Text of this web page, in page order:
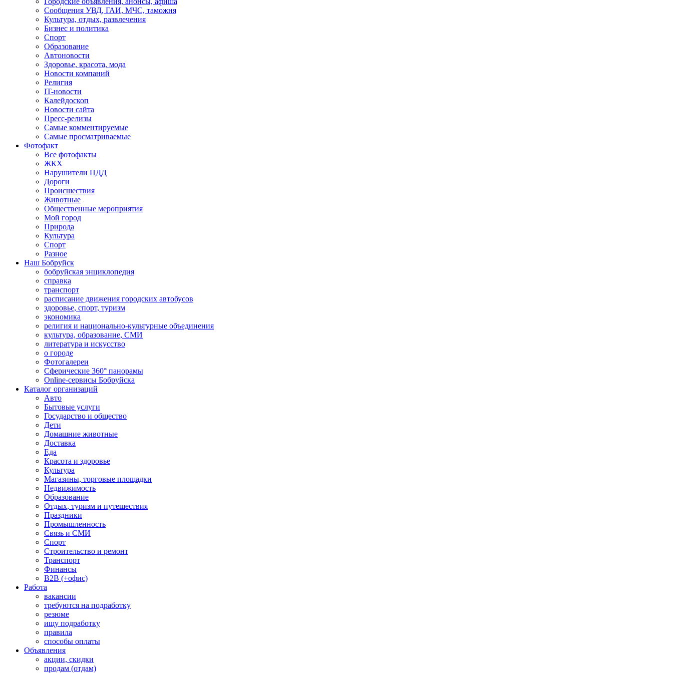
Сообщения УВД, ГАИ, МЧС, таможня
Культура, отдых, развлечения
Бизнес и политика
Спорт
Образование
Автоновости
Здоровье, красота, мода
Новости компаний
Религия
IT-новости
Калейдоскоп
Новости сайта
Пресс-релизы
Самые комментируемые
Самые просматриваемые
Фотофакт
Все фотофакты
ЖКХ
Нарушители ПДД
Дороги
Происшествия
Животные
Общественные мероприятия
Мой город
Природа
Культура
Спорт
Разное
Наш Бобруйск
бобруйская энциклопедия
справка
транспорт
расписание движения городских автобусов
здоровье, спорт, туризм
экономика
религия и национально-культурные объединения
культура, образование, СМИ
литература и искусство
о городе
Фотогалереи
Сферические 360° панорамы
Online-сервисы Бобруйска
Каталог организаций
Авто
Бытовые услуги
Государство и общество
Дети
Домашние животные
Доставка
Еда
Красота и здоровье
Культура
Магазины, торговые площадки
Недвижимость
Образование
Отдых, туризм и путешествия
Праздники
Промышленность
Связь и СМИ
Спорт
Строительство и ремонт
Транспорт
Финансы
B2B (+офис)
Работа
вакансии
требуются на подработку
резюме
ищу подработку
правила
способы оплаты
Объявления
акции, скидки
продам (отдам)